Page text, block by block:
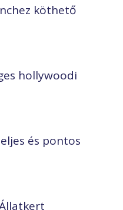
köthető
hollywoodi
és pontos